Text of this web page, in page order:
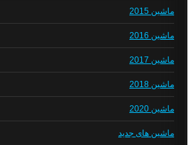
ماشین 2015
ماشین 2016
ماشین 2017
ماشین 2018
ماشین 2020
ماشین های جدید